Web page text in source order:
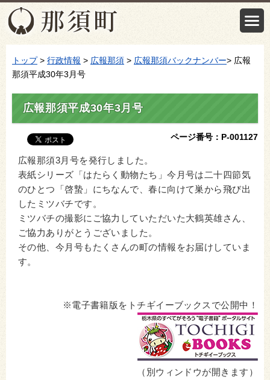
トップ> 行政情報 > 広報那須 > 広報那須バックナンバー> 広報
那須平成30年3月号
広報那須平成30年3月号
ページ番号：P-001127
広報那須3月号を発行しました。
表紙シリーズ「はたらく動物たち」今月号は二十四節気
のひとつ「啓蟄」にちなんで、春に向けて巣から飛び出
したミツバチです。
ミツバチの撮影にご協力していただいた大鶴英雄さん、
ご協力ありがとうございました。
その他、今月号もたくさんの町の情報をお届けしていま
す。
※電子書籍版をトチギイーブックスで公開中！
（別ウィンドウが開きます）